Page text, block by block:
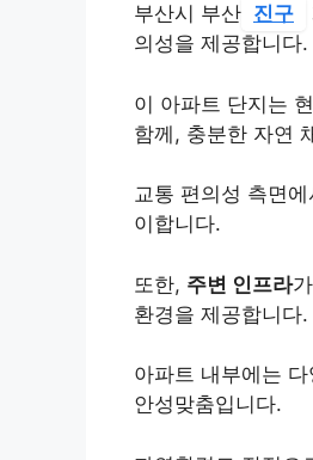
부산시 부산 진구
의성을 제공합니다.
이 아파트 단지는
함께, 충분한 자연
교통 편의성 측면에
이합니다.
또한, 주변 인프라
환경을 제공합니다.
아파트 내부에는 다
안성맞춤입니다.